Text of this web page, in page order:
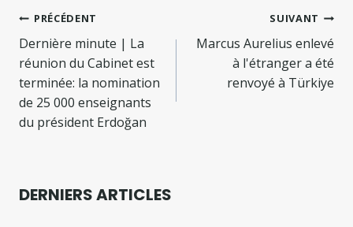
Navigation
de
l’article
PRÉCÉDENT
Dernière minute | La
réunion du Cabinet est
terminée: la nomination
de 25 000 enseignants
du président Erdoğan
SUIVANT
Marcus Aurelius enlevé
à l'étranger a été
renvoyé à Türkiye
DERNIERS ARTICLES